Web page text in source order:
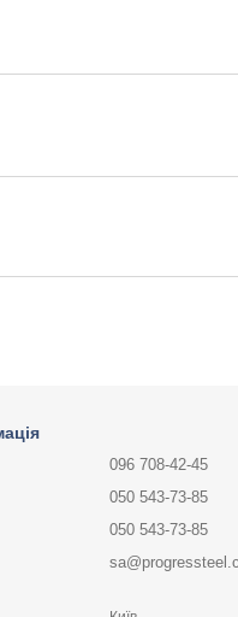
096 708-42-45
050 543-73-85
050 543-73-85